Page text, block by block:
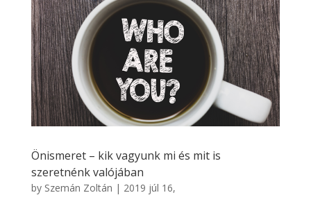
Önismeret – kik vagyunk mi és mit is
szeretnénk valójában
by Szemán Zoltán | 2019 júl 16,